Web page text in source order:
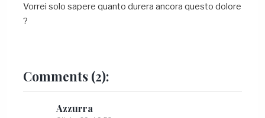
Vorrei solo sapere quanto durera ancora questo dolore
?
Comments (2):
Azzurra